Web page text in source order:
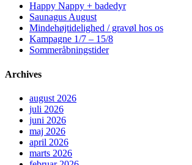
Happy Nappy + badedyr
Saunagus August
Mindehøjtidelighed / gravøl hos os
Kampagne 1/7 – 15/8
Sommeråbningstider
Archives
august 2026
juli 2026
juni 2026
maj 2026
april 2026
marts 2026